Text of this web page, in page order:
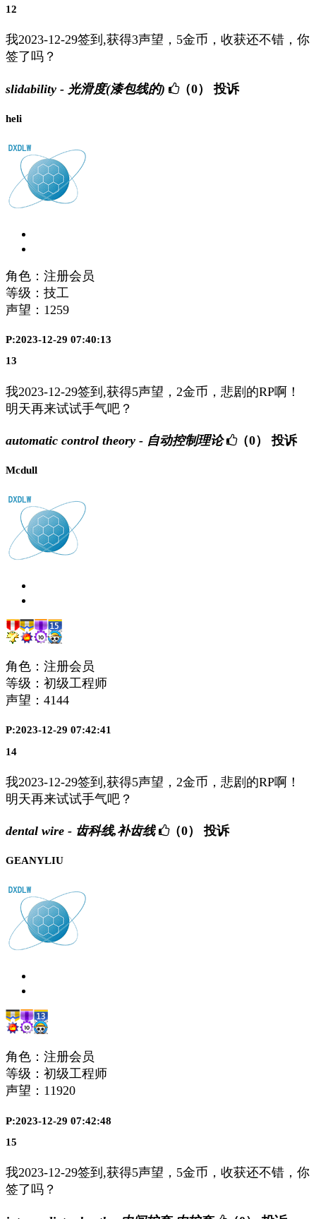
12
我2023-12-29签到,获得3声望，5金币，收获还不错，你
签了吗？
slidability - 光滑度(漆包线的) （0） 投诉
heli
角色：注册会员
等级：技工
声望： 1259
P:2023-12-29 07:40:13
13
我2023-12-29签到,获得5声望，2金币，悲剧的RP啊！
明天再来试试手气吧？
automatic control theory - 自动控制理论 （0） 投诉
Mcdull
角色：注册会员
等级：初级工程师
声望： 4144
P:2023-12-29 07:42:41
14
我2023-12-29签到,获得5声望，2金币，悲剧的RP啊！
明天再来试试手气吧？
dental wire - 齿科线,补齿线 （0） 投诉
GEANYLIU
角色：注册会员
等级：初级工程师
声望： 11920
P:2023-12-29 07:42:48
15
我2023-12-29签到,获得5声望，5金币，收获还不错，你
签了吗？